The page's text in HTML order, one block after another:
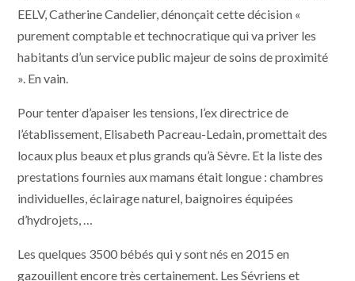
EELV, Catherine Candelier, dénonçait cette décision «
purement comptable et technocratique qui va priver les
habitants d’un service public majeur de soins de proximité
». En vain.
Pour tenter d’apaiser les tensions, l’ex directrice de
l’établissement, Elisabeth Pacreau-Ledain, promettait des
locaux plus beaux et plus grands qu’à Sèvre. Et la liste des
prestations fournies aux mamans était longue : chambres
individuelles, éclairage naturel, baignoires équipées
d’hydrojets, …
Les quelques 3500 bébés qui y sont nés en 2015 en
gazouillent encore très certainement. Les Sévriens et